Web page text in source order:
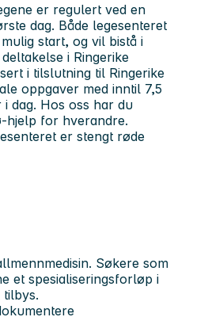
er regulert ved en
dag. Både legesenteret
start, og vil bistå i
i Ringerike
i tilslutning til Ringerike
oppgaver med inntil 7,5
dag. Hos oss har du
hjelp for hverandre.
er stengt røde
Søkere som
et spesialiseringsforløp i